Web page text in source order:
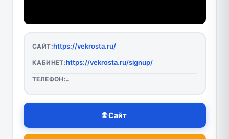
САЙТ:https://vekrosta.ru/
КАБИНЕТ:https://vekrosta.ru/signup/
ТЕЛЕФОН:-
🌐 Сайт